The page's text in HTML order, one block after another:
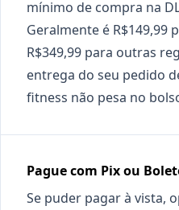
mínimo de compra na
Geralmente é R$149,99
R$349,99 para outras
entrega do seu pedido
fitness não pesa no
Pague com Pix ou
Se puder pagar à vista,